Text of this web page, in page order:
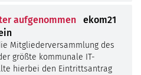
aufgenommen
ekom21
Mitgliederversammlung des
größte kommunale IT-
hierbei den Eintrittsantrag